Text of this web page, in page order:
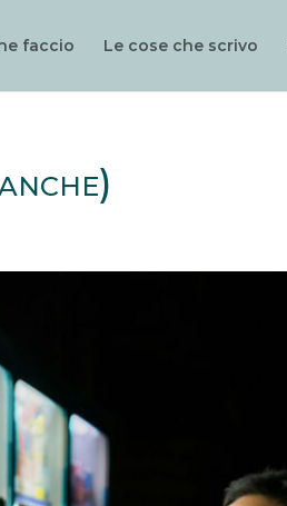
faccio Le cose che scrivo